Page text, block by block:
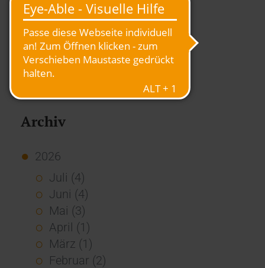
Overview
Presse
Report
Standard Echo
Stories
Archiv
2026
Juli (4)
Juni (4)
Mai (3)
April (1)
März (1)
Februar (2)